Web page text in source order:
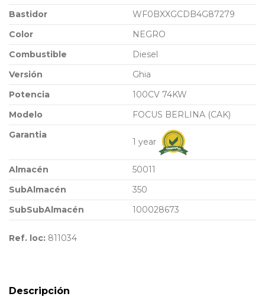
Bastidor
WF0BXXGCDB4G87279
Color
NEGRO
Combustible
Diesel
Versión
Ghia
Potencia
100CV 74KW
Modelo
FOCUS BERLINA (CAK)
Garantia
1 year
Almacén
50011
SubAlmacén
350
SubSubAlmacén
100028673
Ref. loc: 811034
Descripción